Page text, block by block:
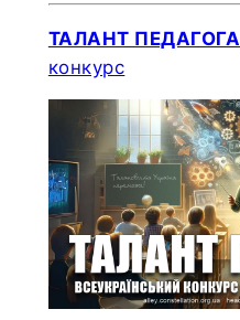
ТАЛАНТ ПЕДАГОГА
конкурс